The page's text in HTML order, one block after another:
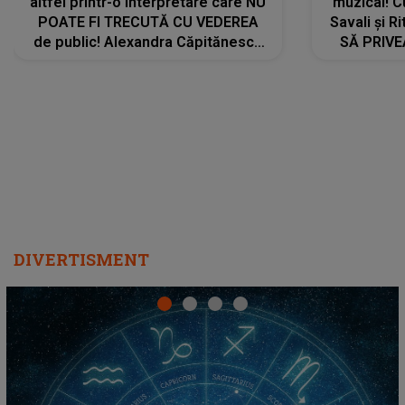
POATE FI TRECUTĂ CU VEDEREA
de public! Alexandra Căpitănescu
Savali și
SĂ
DIVERTISMENT